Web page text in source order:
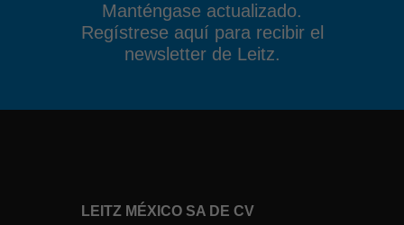
Manténgase actualizado.
Regístrese aquí para recibir el
newsletter de Leitz.
LEITZ MÉXICO SA DE CV